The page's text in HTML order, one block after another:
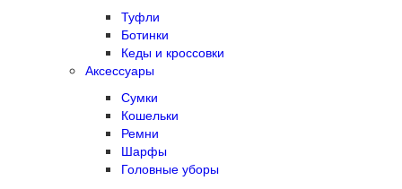
Туфли
Ботинки
Кеды и кроссовки
Аксессуары
Сумки
Кошельки
Ремни
Шарфы
Головные уборы